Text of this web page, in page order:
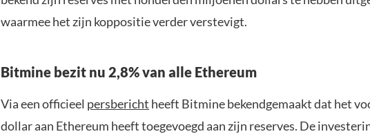
waarmee het zijn koppositie verder verstevigt.
Bitmine bezit nu 2,8% van alle Ethereum
Via een officieel persbericht heeft Bitmine bekendgemaakt dat het
dollar aan Ethereum heeft toegevoegd aan zijn reserves. De